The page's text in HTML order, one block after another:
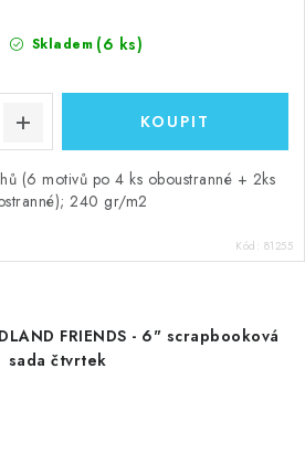
Skladem (6 ks)
(6 motivů po 4 ks oboustranné + 2ks
240 gr/m2
Kód: 81255
FRIENDS - 6" scrapbooková
sada čtvrtek